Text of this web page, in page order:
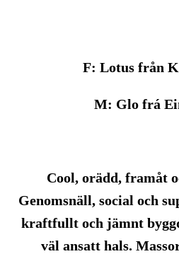
F: Lotus från
M: Glo frá
Cool, orädd, framåt
Genomsnäll, social och
kraftfullt och jämnt
väl ansatt hals.